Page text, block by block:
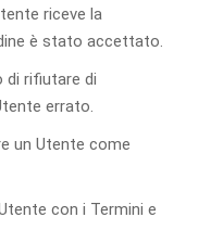
riceve la
è stato accettato.
di rifiutare di
errato.
un Utente come
con i Termini e